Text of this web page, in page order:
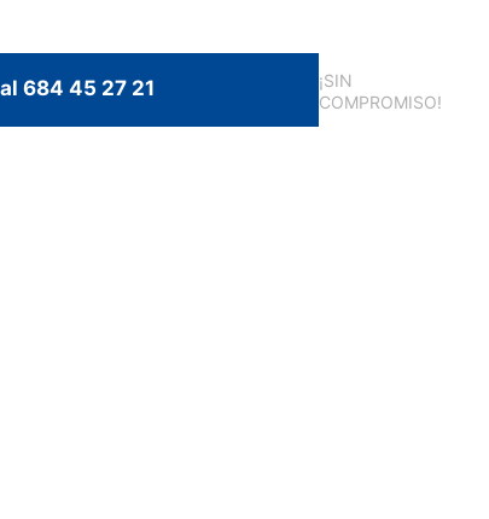
684 45 27 21
¡SIN
COMPROMISO!